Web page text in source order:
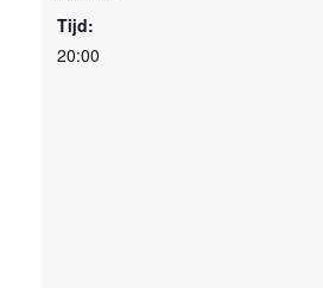
Tijd:
20:00